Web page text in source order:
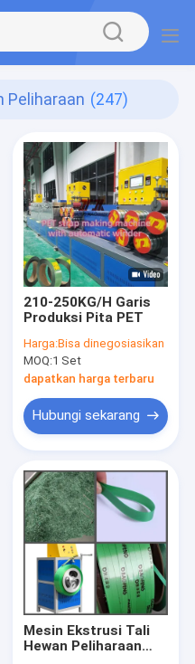
Peliharaan (247)
210-250KG/H Garis
Produksi Pita PET
Harga:Bisa dinegosiasikan
MOQ:1 Set
dapatkan harga terbaru
Hubungi sekarang
Mesin Ekstrusi Tali
Hewan Peliharaan